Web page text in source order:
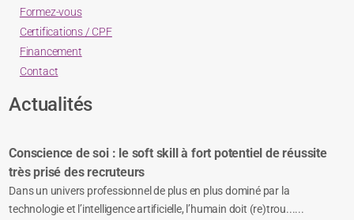
Formez-vous
Certifications / CPF
Financement
Contact
Actualités
Conscience de soi : le soft skill à fort potentiel de réussite
très prisé des recruteurs
Dans un univers professionnel de plus en plus dominé par la
technologie et l’intelligence artificielle, l’humain doit (re)trou......